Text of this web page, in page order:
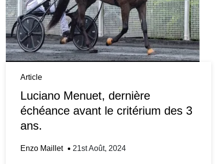
Article
Luciano Menuet, dernière
échéance avant le critérium des 3
ans.
Enzo Maillet 21st Août, 2024